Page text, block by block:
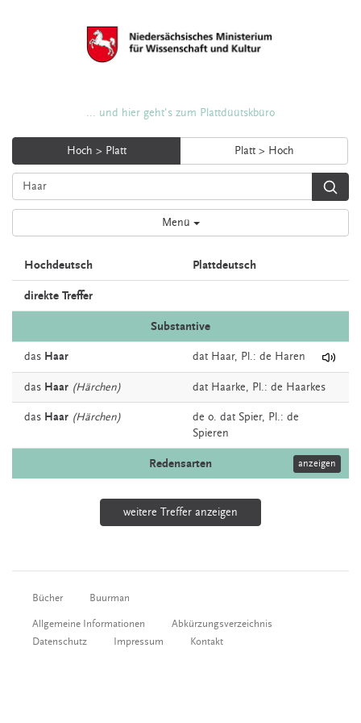
... und hier geht's zum Plattdüütskbüro
Hoch > Platt Platt > Hoch
Menü
Hochdeutsch Plattdeutsch
direkte Treffer
Substantive
das Haar dat Haar, Pl.: de Haren
das Haar (Härchen) dat Haarke, Pl.: de Haarkes
das Haar (Härchen) de o. dat Spier, Pl.: de
Spieren
Redensarten anzeigen
weitere Treffer anzeigen
Bücher Buurman
Allgemeine Informationen
Abkürzungsverzeichnis
Datenschutz
Impressum Kontakt